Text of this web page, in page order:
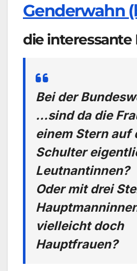
Genderwahn
die interessante
Bei der
…sind da die
einem Stern auf
Schulter
Leutnantinnen?
Oder mit drei
vielleicht doch
Hauptfrauen?